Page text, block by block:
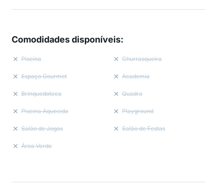
Comodidades disponíveis:
Piscina Churrasqueira
Espaço Gourmet Academia
Brinquedoteca Quadra
Piscina Aquecida Playground
Salão de Jogos Salão de Festas
Área Verde